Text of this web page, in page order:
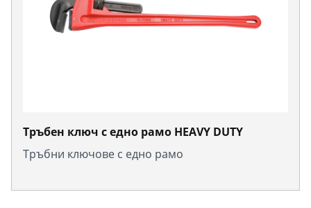
Тръбен ключ с едно рамо HEAVY DUTY
Тръбни ключове с едно рамо